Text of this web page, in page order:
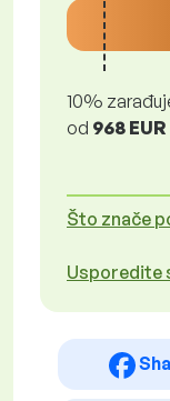
10%
od 968 EUR
Što znače
Usporedite